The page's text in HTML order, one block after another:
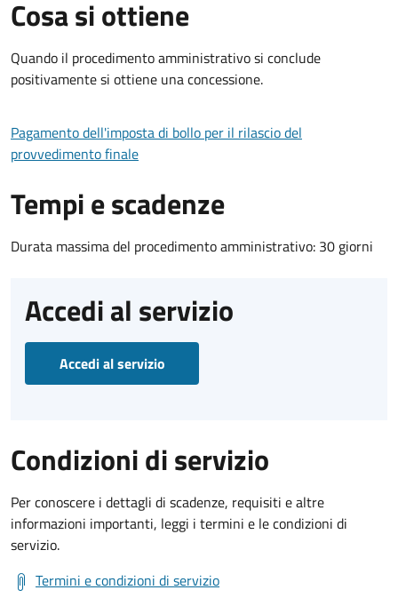
Cosa si ottiene
Quando il procedimento amministrativo si conclude
positivamente si ottiene una concessione.
Pagamento dell'imposta di bollo per il rilascio del
provvedimento finale
Tempi e scadenze
Durata massima del procedimento amministrativo: 30 giorni
Accedi al servizio
Accedi al servizio
Condizioni di servizio
Per conoscere i dettagli di scadenze, requisiti e altre
informazioni importanti, leggi i termini e le condizioni di
servizio.
Termini e condizioni di servizio